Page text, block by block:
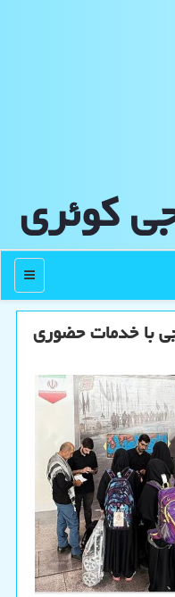
كوئری
منو
با خدمات حضوری